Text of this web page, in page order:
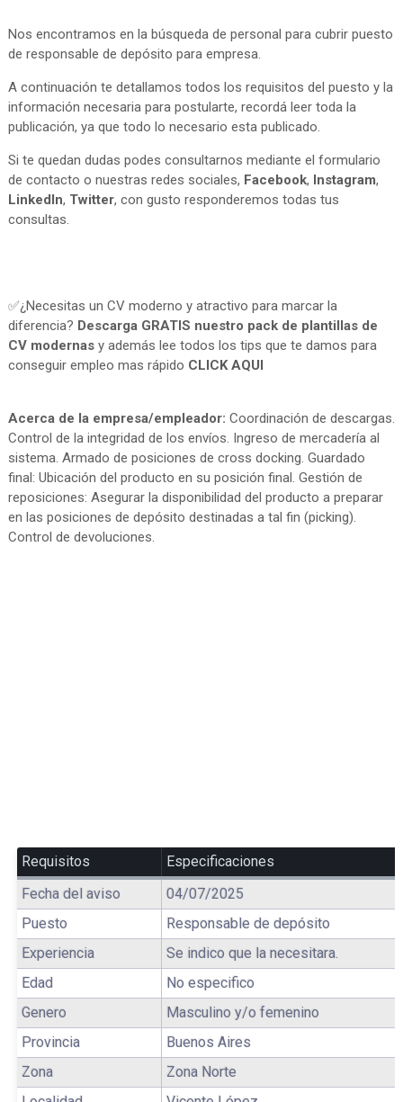
Nos encontramos en la búsqueda de personal para cubrir puesto
de responsable de depósito para empresa.
A continuación te detallamos todos los requisitos del puesto y la
información necesaria para postularte, recordá leer toda la
publicación, ya que todo lo necesario esta publicado.
Si te quedan dudas podes consultarnos mediante el formulario
de contacto o nuestras redes sociales, Facebook, Instagram,
LinkedIn, Twitter, con gusto responderemos todas tus
consultas.
✅¿Necesitas un CV moderno y atractivo para marcar la
diferencia? Descarga GRATIS nuestro pack de plantillas de
CV modernasy además lee todos los tips que te damos para
conseguir empleo mas rápido CLICK AQUI
Acerca de la empresa/empleador: Coordinación de descargas.
Control de la integridad de los envíos. Ingreso de mercadería al
sistema. Armado de posiciones de cross docking. Guardado
final: Ubicación del producto en su posición final. Gestión de
reposiciones: Asegurar la disponibilidad del producto a preparar
en las posiciones de depósito destinadas a tal fin (picking).
Control de devoluciones.
Requisitos
Especificaciones
Fecha del aviso
04/07/2025
Puesto
Responsable de depósito
Experiencia
Se indico que la necesitara.
Edad
No especifico
Genero
Masculino y/o femenino
Provincia
Buenos Aires
Zona
Zona Norte